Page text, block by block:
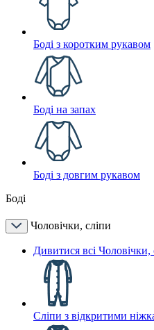
Боді з коротким рукавом
Боді на запах
Боді з довгим рукавом
Боді
Чоловічки, сліпи
Дивитися всі Чоловічки,
Сліпи з відкритими